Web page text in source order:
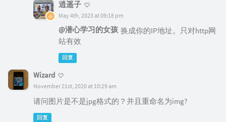
逍遥子
May 4th, 2023 at 09:18 pm
@潜心学习的女孩 换成你的IP地址。只对http网
站有效
回复
Wizard
November 21st, 2020 at 10:29 am
请问图片是不是jpg格式的？并且重命名为img?
回复